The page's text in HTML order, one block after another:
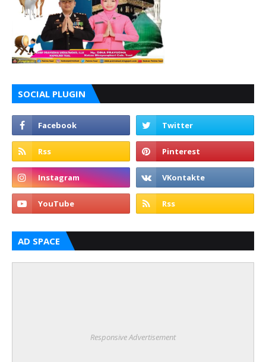
SOCIAL PLUGIN
AD SPACE
Responsive Advertisement